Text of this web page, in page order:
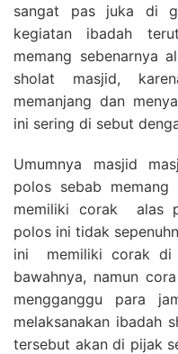
sangat pas juka di
kegiatan ibadah
memang sebenarnya
sholat masjid,
memanjang dan
ini sering di sebut
Umumnya masjid
polos sebab
memiliki corak alas
polos ini tidak
ini memiliki corak di
bawahnya, namun
mengganggu para
melaksanakan ibadah
tersebut akan di pijak